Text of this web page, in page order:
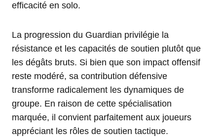
efficacité en solo.
La progression du Guardian privilégie la
résistance et les capacités de soutien plutôt que
les dégâts bruts. Si bien que son impact offensif
reste modéré, sa contribution défensive
transforme radicalement les dynamiques de
groupe. En raison de cette spécialisation
marquée, il convient parfaitement aux joueurs
appréciant les rôles de soutien tactique.